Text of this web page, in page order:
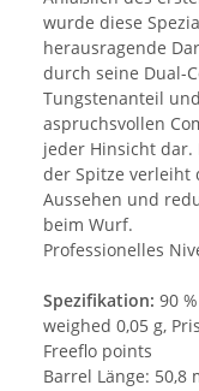
wurde diese
herausragende
durch seine Dual-
Tungstenanteil
aspruchsvollen
jeder Hinsicht dar.
der Spitze verleiht
Aussehen und
beim Wurf.
Professionelles
Spezifikation: 90
weighed 0,05 g,
Freeflo points
Barrel Länge: